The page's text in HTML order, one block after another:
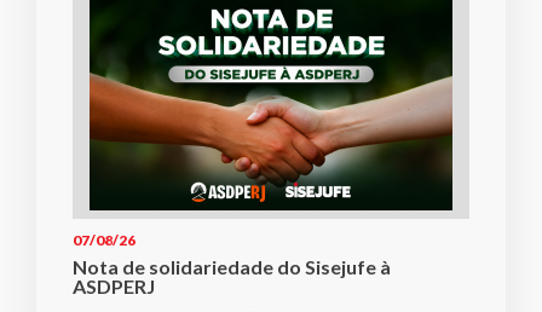
07/08/26
Nota de solidariedade do Sisejufe à
ASDPERJ